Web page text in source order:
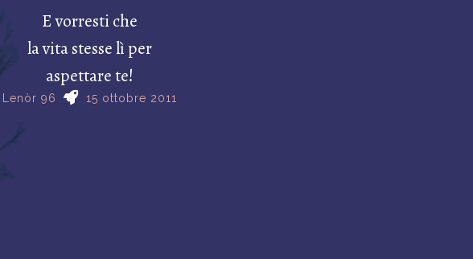
E vorresti che
la vita stesse lì per
aspettare te!
Lenòr 96 15 ottobre 2011